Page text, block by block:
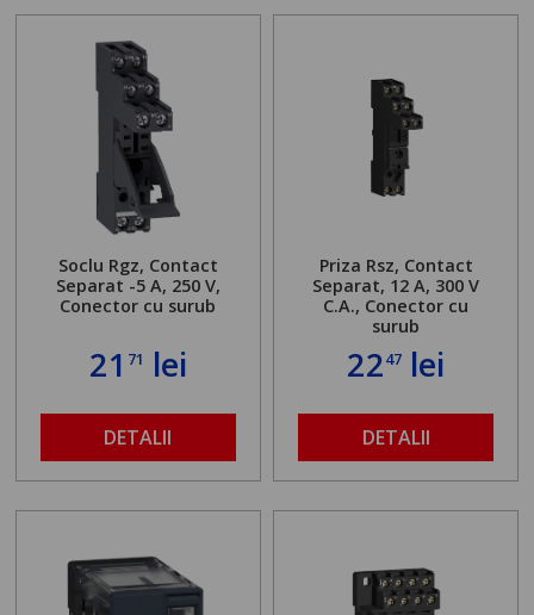
Soclu Rgz, Contact
Separat -5 A, 250 V,
Conector cu surub
21 71 lei
DETALII
Priza Rsz, Contact
Separat, 12 A, 300 V
C.A., Conector cu
surub
2247 lei
DETALII